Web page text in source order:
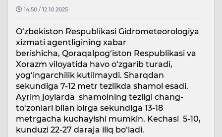
14:50 / 12.10.2025
O‘zbekiston Respublikasi Gidrometeorologiya
xizmati agentligining xabar
berishicha, Qoraqalpog‘iston Respublikasi va
Xorazm viloyatida havo o‘zgarib turadi,
yog‘ingarchilik kutilmaydi. Sharqdan
sekundiga 7-12 metr tezlikda shamol esadi.
Ayrim joylarda shamolning tezligi chang-
to‘zonlari bilan birga sekundiga 13-18
metrgacha kuchayishi mumkin. Kechasi 5-10,
kunduzi 22-27 daraja iliq bo‘ladi.